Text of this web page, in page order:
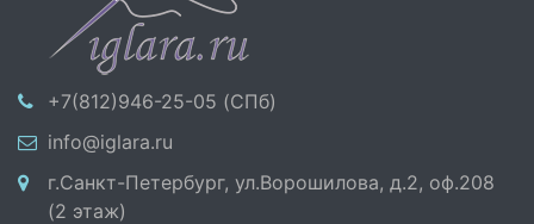
+7(812)946-25-05 (СПб)
info@iglara.ru
г.Санкт-Петербург, ул.Ворошилова, д.2, оф.208
(2 этаж)